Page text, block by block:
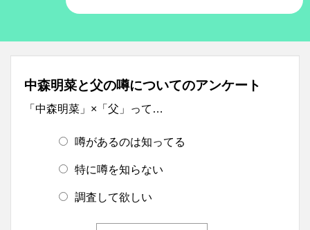
中森明菜と父の噂についてのアンケート
「中森明菜」×「父」って…
噂があるのは知ってる
特に噂を知らない
調査して欲しい